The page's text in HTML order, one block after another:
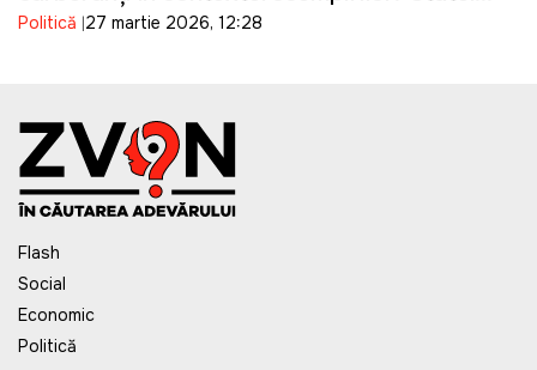
câștigă, oamenii suferă"
Politică 27 martie 2026, 12:28
Flash
Social
Economic
Politică